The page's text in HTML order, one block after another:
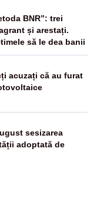
BNR”: trei
și arestați.
să le dea banii
acuzați că au furat
sesizarea
adoptată de